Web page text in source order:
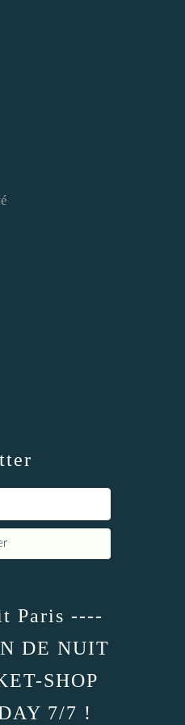
Paris ----
DE NUIT
SHOP
7/7 !